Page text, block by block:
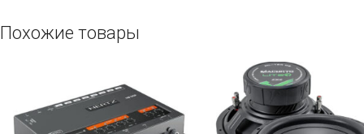
Похожие товары